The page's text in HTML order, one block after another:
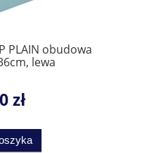
PLAIN obudowa
lewa
zł